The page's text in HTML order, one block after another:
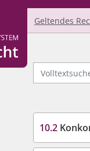
Kirchenrecht
Geltendes
Volltextsuche
10.2